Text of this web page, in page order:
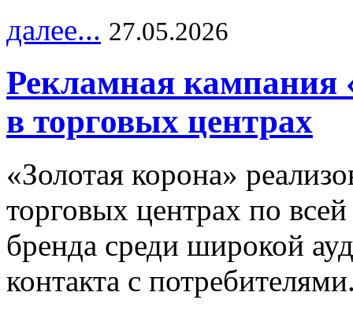
далее... 27.05.2026
Рекламная кампания
в торговых центрах
«Золотая корона»
торговых центрах по
бренда среди широкой
контакта с